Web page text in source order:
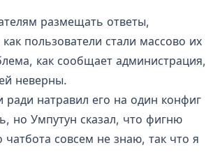
размещать ответы,
пользователи стали массово их
как сообщает администрация,
неверны.
натравил его на один конфиг
но Умпутун сказал, что фигню
совсем не знаю, так что я